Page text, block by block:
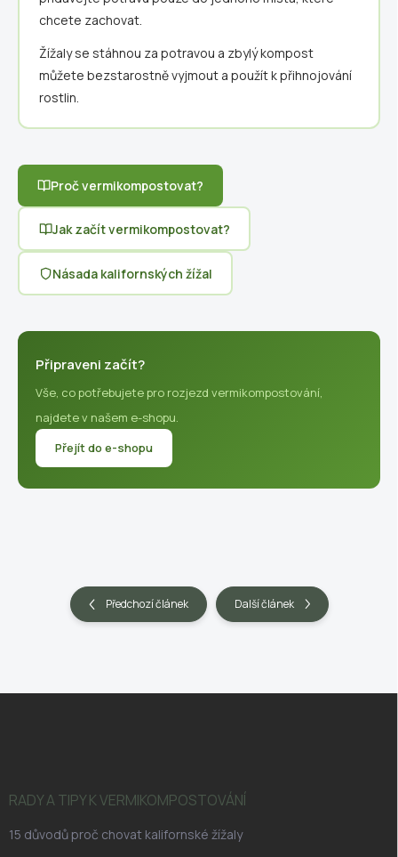
chcete zachovat.
Žížaly se stáhnou za potravou a zbylý kompost
můžete bezstarostně vyjmout a použít k přihnojování
rostlin.
Proč vermikompostovat?
Jak začít vermikompostovat?
Násada kalifornských žížal
Připraveni začít?
Vše, co potřebujete pro rozjezd vermikompostování,
najdete v našem e-shopu.
Přejít do e-shopu
Předchozí článek Další článek
RADY A TIPY K VERMIKOMPOSTOVÁNÍ
15 důvodů proč chovat kalifornské žížaly